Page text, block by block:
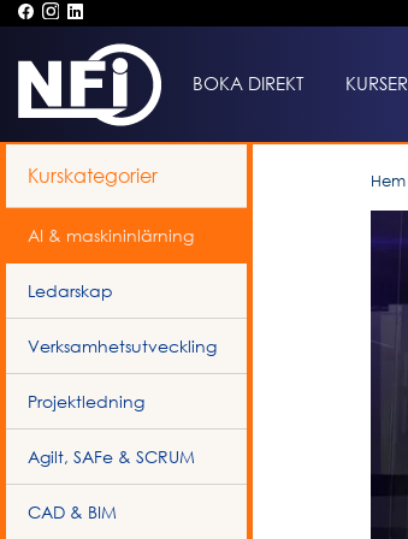
BOKA DIREKT KURSER
Kurskategorier
AI & maskininlärning
Ledarskap
Verksamhetsutveckling
Projektledning
Agilt, SAFe & SCRUM
CAD & BIM
Hem